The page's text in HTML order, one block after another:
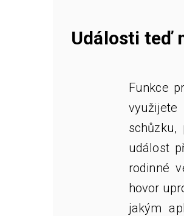
Události teď
Funkce
schůzku,
událost
rodinné
hovor
jakým